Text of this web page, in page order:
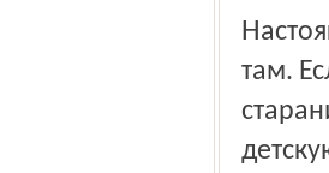
Настоящая гражданственность совсем не та и совсем не
там.